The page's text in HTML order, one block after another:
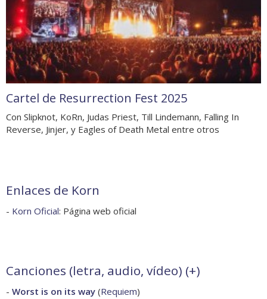
Cartel de Resurrection Fest 2025
Con Slipknot, KoRn, Judas Priest, Till Lindemann, Falling In
Reverse, Jinjer, y Eagles of Death Metal entre otros
Enlaces de Korn
- Korn Oficial: Página web oficial
Canciones (letra, audio, vídeo) (+)
- Worst is on its way (Requiem)